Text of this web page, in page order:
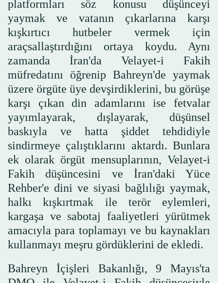
platformları söz konusu düşünceyi
yaymak ve vatanın çıkarlarına karşı
kışkırtıcı hutbeler vermek için
araçsallaştırdığını ortaya koydu. Aynı
zamanda İran'da Velayet-i Fakih
müfredatını öğrenip Bahreyn'de yaymak
üzere örgüte üye devşirdiklerini, bu görüşe
karşı çıkan din adamlarını ise fetvalar
yayımlayarak, dışlayarak, düşünsel
baskıyla ve hatta şiddet tehdidiyle
sindirmeye çalıştıklarını aktardı. Bunlara
ek olarak örgüt mensuplarının, Velayet-i
Fakih düşüncesini ve İran'daki Yüce
Rehber'e dini ve siyasi bağlılığı yaymak,
halkı kışkırtmak ile terör eylemleri,
kargaşa ve sabotaj faaliyetleri yürütmek
amacıyla para toplamayı ve bu kaynakları
kullanmayı meşru gördüklerini de ekledi.
Bahreyn İçişleri Bakanlığı, 9 Mayıs'ta